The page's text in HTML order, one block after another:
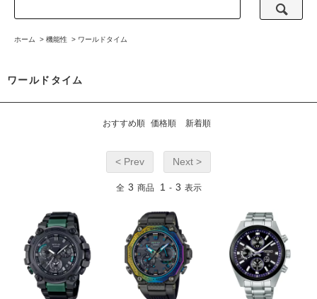
ホーム > 機能性 > ワールドタイム
ワールドタイム
おすすめ順 価格順 新着順
< Prev Next >
全 3 商品 1 - 3 表示